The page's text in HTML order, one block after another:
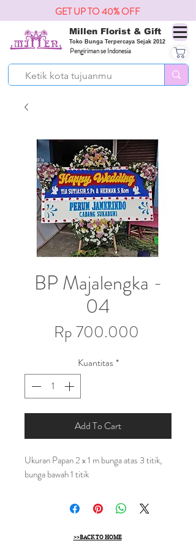
Millen Florist & Gift
Toko Bunga Terpercaya Sejak 2012
Pengiriman se Indonesia
GET UP TO 40% OFF
BP Majalengka -
04
Rp 700.000
Kuantitas*
Add To Cart
Ukuran Papan 2 x 1 m bunga atas 3 titik,
bunga bawah 1 titik
>>BACK TO HOME